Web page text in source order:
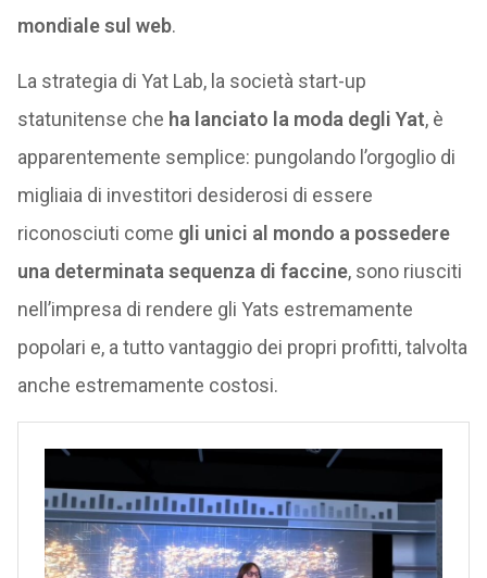
mondiale sul web.
La strategia di Yat Lab, la società start-up
statunitense che ha lanciato la moda degli Yat, è
apparentemente semplice: pungolando l’orgoglio di
migliaia di investitori desiderosi di essere
riconosciuti come gli unici al mondo a possedere
una determinata sequenza di faccine, sono riusciti
nell’impresa di rendere gli Yats estremamente
popolari e, a tutto vantaggio dei propri profitti, talvolta
anche estremamente costosi.